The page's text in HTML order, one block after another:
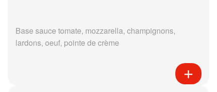
Base sauce tomate, mozzarella, champignons,
lardons, oeuf, pointe de crème